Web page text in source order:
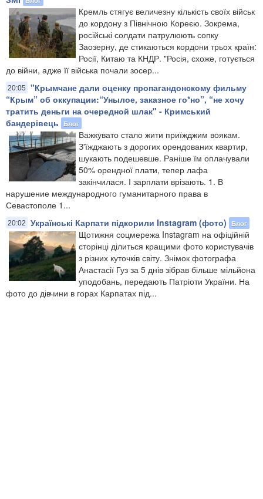
Кремль стягує величезну кількість своїх військ
до кордону з Північною Кореєю. Зокрема,
російські солдати патрулюють сопку
Заозерну, де стикаються кордони трьох країн:
Росії, Китаю та КНДР. "Росія, схоже, готується
до війни, адже її війська почали зосер...
20:05
"Крымчане дали оценку пропагандонскому фильму
“Крым” об оккупации:“Унылое, заказное го*но”, “не хочу
тратить деньги на очередной шлак" - Кримський
бандерівець
Блог
Важкувато стало жити приїжджим воякам.
З'їжджають з дорогих орендованих квартир,
шукають подешевше. Раніше їм оплачували
50% орендної плати, тепер лафа
закінчилася. І зарплати врізають. 1. В
нарушение международного гуманитарного права в
Севастополе 1...
20:02 Українські Карпати підкорили Instagram (фото) Блог
Щотижня соцмережа Instagram на офіційній
сторінці ділиться кращими фото користувачів
з різних куточків світу. Знімок фотографа
Анастасії Гуз за 5 днів зібрав більше мільйона
уподобань, передають Патріоти України. На
фото до дівчини в горах Карпатах під...